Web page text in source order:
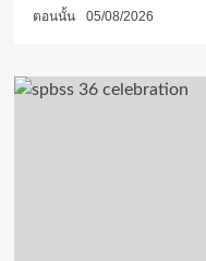
ตอนนั้น 05/08/2026